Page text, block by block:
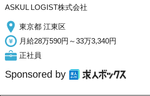
ASKUL LOGIST株式会社
東京都 江東区
月給28万590円～33万3,340円
正社員
Sponsored by